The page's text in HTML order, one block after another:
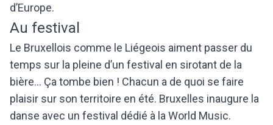
d’Europe.
Au festival
Le Bruxellois comme le Liégeois aiment passer du
temps sur la pleine d’un festival en sirotant de la
bière… Ça tombe bien ! Chacun a de quoi se faire
plaisir sur son territoire en été. Bruxelles inaugure la
danse avec un festival dédié à la World Music.